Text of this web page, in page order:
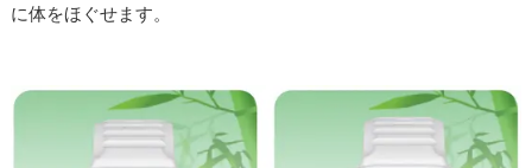
に体をほぐせます。